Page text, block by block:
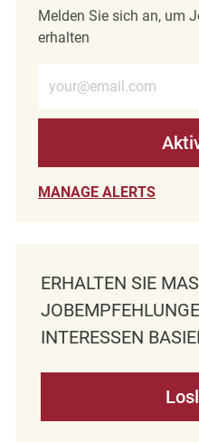
Melden Sie sich an, um
erhalten
MANAGE ALERTS
ERHALTEN SIE
NTERESSEN